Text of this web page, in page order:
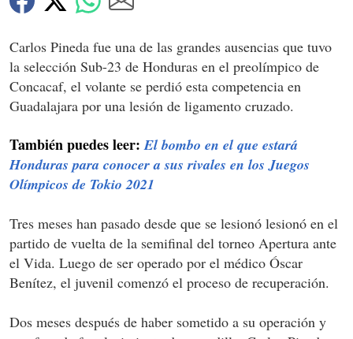
Carlos Pineda fue una de las grandes ausencias que tuvo
la selección Sub-23 de Honduras en el preolímpico de
Concacaf, el volante se perdió esta competencia en
Guadalajara por una lesión de ligamento cruzado.
También puedes leer:El bombo en el que estará
Honduras para conocer a sus rivales en los Juegos
Olímpicos de Tokio 2021
Tres meses han pasado desde que se lesionó lesionó en el
partido de vuelta de la semifinal del torneo Apertura ante
el Vida. Luego de ser operado por el médico Óscar
Benítez, el juvenil comenzó el proceso de recuperación.
Dos meses después de haber sometido a su operación y